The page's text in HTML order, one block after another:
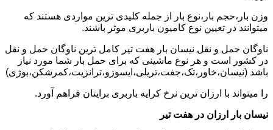
وزن بار،حجم بار،نوع بار از جمله کلیدی ترین مواردی هستند که
میتوانند در تعیین نوع کامیون باربری موثر باشند.
ناوگان حمل و نقل نیسان بار هفت تیر کامل ترین ناوگان حمل و نقل
در کشور است و هر نوع ماشینی که برای حمل بار شما مورد نیاز
باشد (نیسان،خاور،تک،جفت،تریلی،ایسوزو،ترانزیت،کمرشکن،بوژی)
را میتواند با ارزان ترین نرخ کرایه باربری برایتان فراهم آورد.
نیسان بار ارزان در هفت تیر